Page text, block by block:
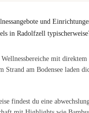
und
in Radolfzell
mit direktem
Strand am Bodensee laden
findest du eine